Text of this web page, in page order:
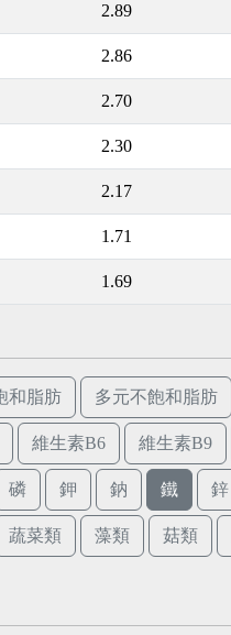
2.89
2.86
2.70
2.30
2.17
1.71
1.69
和脂肪 多元不飽和脂肪
維生素B6 維生素B9
磷 鉀 鈉 鐵 鋅
蔬菜類 藻類 菇類